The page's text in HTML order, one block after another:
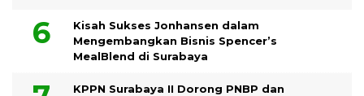
Kisah Sukses Jonhansen dalam
Mengembangkan Bisnis Spencer’s
MealBlend di Surabaya
KPPN Surabaya II Dorong PNBP dan